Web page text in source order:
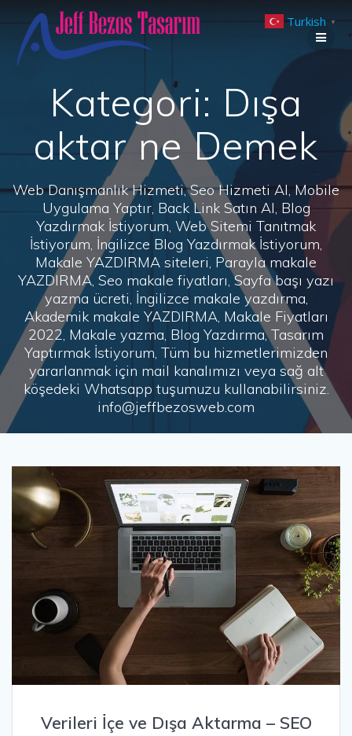
to
Kategori: Dışa
aktar ne Demek
Web Danışmanlık Hizmeti, Seo Hizmeti Al, Mobile
Uygulama Yaptır, Back Link Satın Al, Blog
Yazdırmak İstiyorum, Web Sitemi Tanıtmak
İstiyorum, İngilizce Blog Yazdırmak İstiyorum,
Makale YAZDIRMA siteleri, Parayla makale
YAZDIRMA, Seo makale fiyatları, Sayfa başı yazı
yazma ücreti, İngilizce makale yazdırma,
Akademik makale YAZDIRMA, Makale Fiyatları
2022, Makale yazma, Blog Yazdırma, Tasarım
Yaptırmak İstiyorum, Tüm bu hizmetlerimizden
yararlanmak için mail kanalımızı veya sağ alt
köşedeki Whatsapp tuşumuzu kullanabilirsiniz.
info@jeffbezosweb.com
Verileri İçe ve Dışa Aktarma – SEO
Turkish ▼